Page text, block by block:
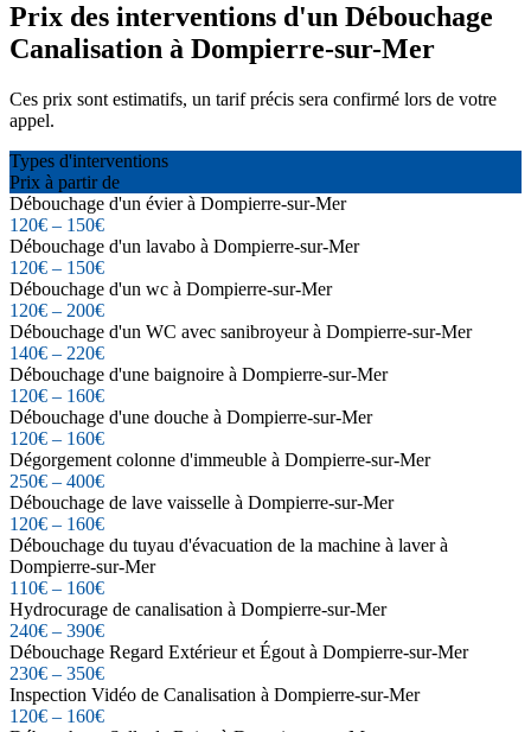
Prix des interventions d'un Débouchage
Canalisation à Dompierre-sur-Mer
Ces prix sont estimatifs, un tarif précis sera confirmé lors de votre
appel.
Types d'interventions
Prix à partir de
Débouchage d'un évier à Dompierre-sur-Mer
120€ – 150€
Débouchage d'un lavabo à Dompierre-sur-Mer
120€ – 150€
Débouchage d'un wc à Dompierre-sur-Mer
120€ – 200€
Débouchage d'un WC avec sanibroyeur à Dompierre-sur-Mer
140€ – 220€
Débouchage d'une baignoire à Dompierre-sur-Mer
120€ – 160€
Débouchage d'une douche à Dompierre-sur-Mer
120€ – 160€
Dégorgement colonne d'immeuble à Dompierre-sur-Mer
250€ – 400€
Débouchage de lave vaisselle à Dompierre-sur-Mer
120€ – 160€
Débouchage du tuyau d'évacuation de la machine à laver à
Dompierre-sur-Mer
110€ – 160€
Hydrocurage de canalisation à Dompierre-sur-Mer
240€ – 390€
Débouchage Regard Extérieur et Égout à Dompierre-sur-Mer
230€ – 350€
Inspection Vidéo de Canalisation à Dompierre-sur-Mer
120€ – 160€